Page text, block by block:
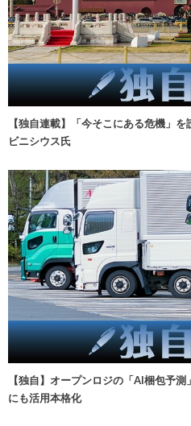
【独自連載】「今そこにある危機」
ビニシウス氏
【独自】オープンロジの「AI梱包予
にも活用本格化